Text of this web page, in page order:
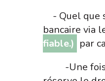
- Quel que
bancaire via
fiable.) par
-Une fois